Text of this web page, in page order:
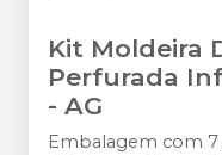
Kit Moldeira
Perfurada
- AG
Embalagem com 7